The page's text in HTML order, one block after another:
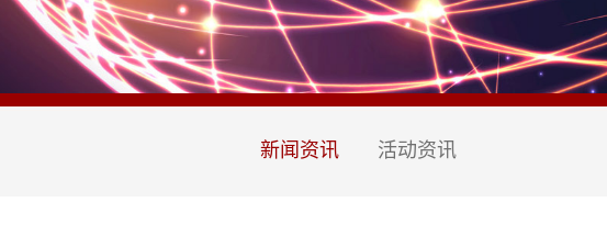
新闻资讯 活动资讯